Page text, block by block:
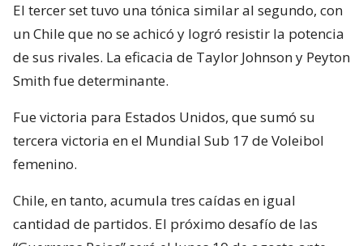
El tercer set tuvo una tónica similar al segundo, con
un Chile que no se achicó y logró resistir la potencia
de sus rivales. La eficacia de Taylor Johnson y Peyton
Smith fue determinante.
Fue victoria para Estados Unidos, que sumó su
tercera victoria en el Mundial Sub 17 de Voleibol
femenino.
Chile, en tanto, acumula tres caídas en igual
cantidad de partidos. El próximo desafío de las